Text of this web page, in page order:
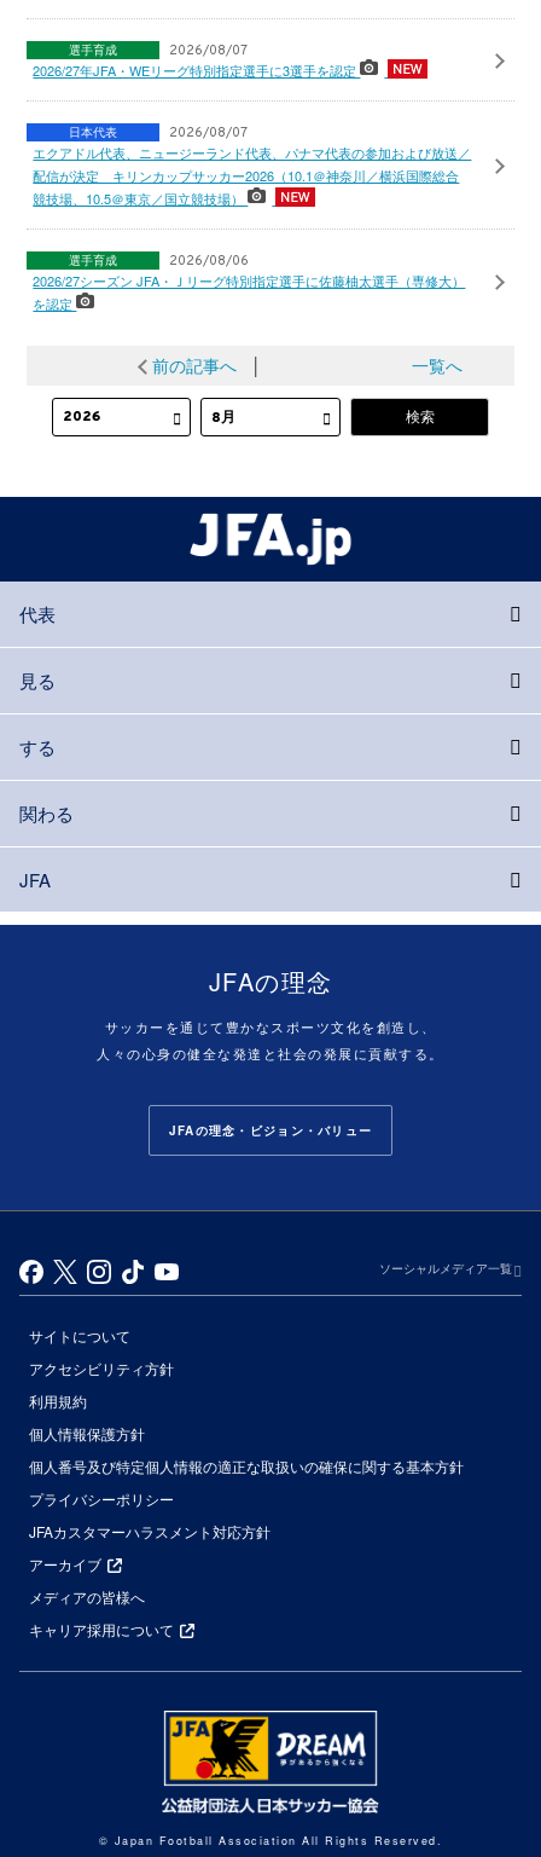
選手育成 2026/08/07
2026/27年JFA・WEリーグ特別指定選手に3選手を認定
日本代表 2026/08/07
エクアドル代表、ニュージーランド代表、パナマ代表の参加および放送／
配信が決定 キリンカップサッカー2026（10.1＠神奈川／横浜国際総合
競技場、10.5＠東京／国立競技場）
選手育成 2026/08/06
2026/27シーズン JFA・Ｊリーグ特別指定選手に佐藤柚太選手（専修大）
を認定
前の記事へ│ 一覧へ
代表
見る
する
関わる
JFA
JFAの理念
サッカーを通じて豊かなスポーツ文化を創造し、
人々の心身の健全な発達と社会の発展に貢献する。
JFAの理念・ビジョン・バリュー
ソーシャルメディア一覧
サイトについて
アクセシビリティ方針
利用規約
個人情報保護方針
個人番号及び特定個人情報の適正な取扱いの確保に関する基本方針
プライバシーポリシー
JFAカスタマーハラスメント対応方針
アーカイブ
メディアの皆様へ
キャリア採用について
© Japan Football Association All Rights Reserved.